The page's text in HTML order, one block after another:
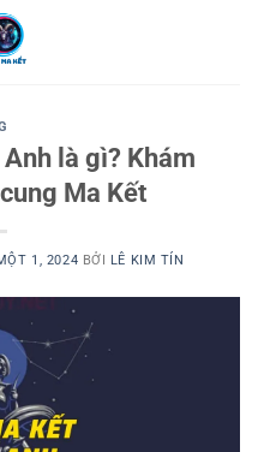
là gì? Khám
Ma Kết
1, 2024 BỞI LÊ KIM TÍN